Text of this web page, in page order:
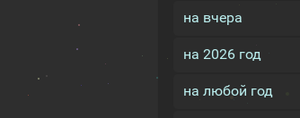
на вчера
на 2026 год
на любой год